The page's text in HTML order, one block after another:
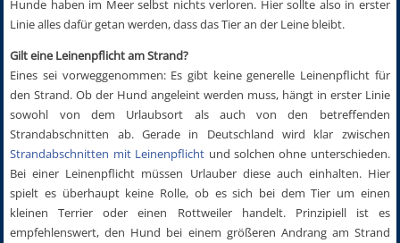
Hunde haben im Meer selbst nichts verloren. Hier sollte also in erster
Linie alles dafür getan werden, dass das Tier an der Leine bleibt.
Gilt eine Leinenpflicht am Strand?
Eines sei vorweggenommen: Es gibt keine generelle Leinenpflicht für
den Strand. Ob der Hund angeleint werden muss, hängt in erster Linie
sowohl von dem Urlaubsort als auch von den betreffenden
Strandabschnitten ab. Gerade in Deutschland wird klar zwischen
Strandabschnitten mit Leinenpflicht und solchen ohne unterschieden.
Bei einer Leinenpflicht müssen Urlauber diese auch einhalten. Hier
spielt es überhaupt keine Rolle, ob es sich bei dem Tier um einen
kleinen Terrier oder einen Rottweiler handelt. Prinzipiell ist es
empfehlenswert, den Hund bei einem größeren Andrang am Strand